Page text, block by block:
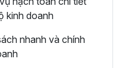
kinh doanh
nhanh và chính